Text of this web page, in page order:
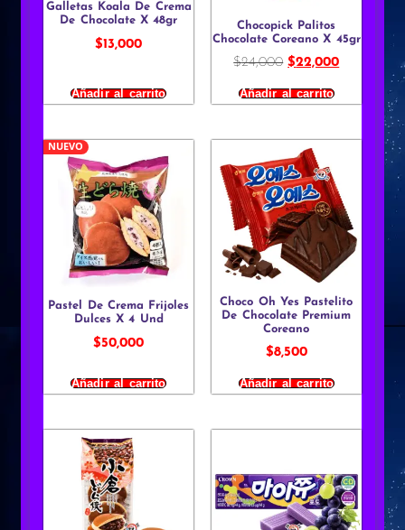
Galletas Koala De Crema
De Chocolate X 48gr
$13,000
Añadir al carrito
Chocopick Palitos
Chocolate Coreano X 45gr
$24,000 $22,000
Añadir al carrito
NUEVO
Pastel De Crema Frijoles
Dulces X 4 Und
$50,000
Añadir al carrito
Choco Oh Yes Pastelito
De Chocolate Premium
Coreano
$8,500
Añadir al carrito